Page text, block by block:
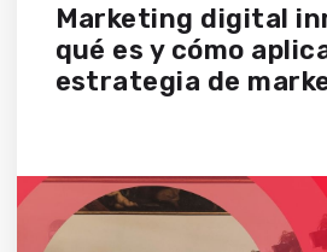
Marketing digital
qué es y cómo
estrategia de